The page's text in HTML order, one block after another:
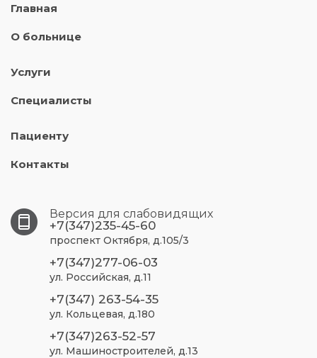
Главная
О больнице
Услуги
Специалисты
Пациенту
Контакты
Версия для слабовидящих
+7(347)235-45-60
проспект Октября, д.105/3
+7(347)277-06-03
ул. Российская, д.11
+7(347) 263-54-35
ул. Кольцевая, д.180
+7(347)263-52-57
ул. Машиностроителей, д.13